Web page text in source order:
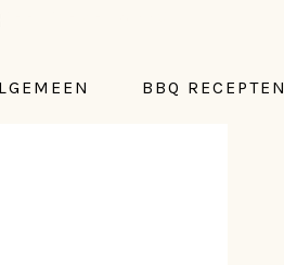
BBQ RECEPTEN
Jacobs van Black